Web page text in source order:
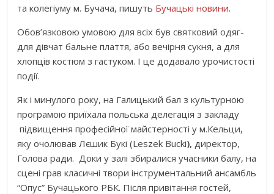
та колегіуму м. Бучача, пишуть Бучацькі новини.
Обов’язковою умовою для всіх був святковий одяг-
для дівчат бальне плаття, або вечірня сукня, а для
хлопців костюм з гастуком. І це додавало урочистості
події.
Як і минулого року, на Галицький бал з культурною
програмою приїхала польська делегація з закладу
підвищення професійної майстерності у м.Кельци,
яку очолював Лєшик Букі (Leszek Bucki),директор,
Голова ради. Доки у залі збиралися учасники балу, на
сцені грав класичні твори інструментальний ансамбль
“Опус” Бучацького РБК. Після привітання гостей,